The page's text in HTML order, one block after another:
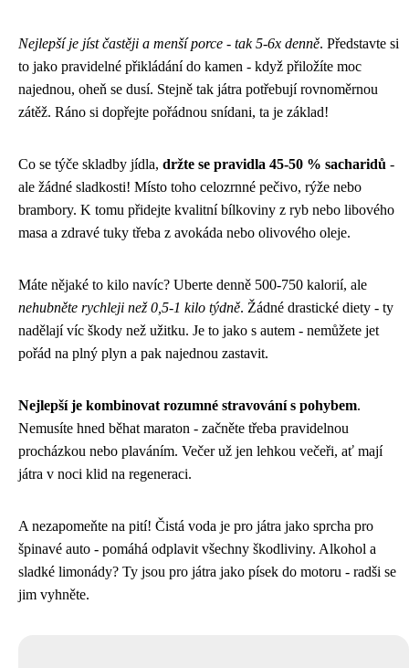
Nejlepší je jíst častěji a menší porce - tak 5-6x denně. Představte si
to jako pravidelné přikládání do kamen - když přiložíte moc
najednou, oheň se dusí. Stejně tak játra potřebují rovnoměrnou
zátěž. Ráno si dopřejte pořádnou snídani, ta je základ!
Co se týče skladby jídla, držte se pravidla 45-50 % sacharidů -
ale žádné sladkosti! Místo toho celozrnné pečivo, rýže nebo
brambory. K tomu přidejte kvalitní bílkoviny z ryb nebo libového
masa a zdravé tuky třeba z avokáda nebo olivového oleje.
Máte nějaké to kilo navíc? Uberte denně 500-750 kalorií, ale
nehubněte rychleji než 0,5-1 kilo týdně. Žádné drastické diety - ty
nadělají víc škody než užitku. Je to jako s autem - nemůžete jet
pořád na plný plyn a pak najednou zastavit.
Nejlepší je kombinovat rozumné stravování s pohybem.
Nemusíte hned běhat maraton - začněte třeba pravidelnou
procházkou nebo plaváním. Večer už jen lehkou večeři, ať mají
játra v noci klid na regeneraci.
A nezapomeňte na pití! Čistá voda je pro játra jako sprcha pro
špinavé auto - pomáhá odplavit všechny škodliviny. Alkohol a
sladké limonády? Ty jsou pro játra jako písek do motoru - radši se
jim vyhněte.